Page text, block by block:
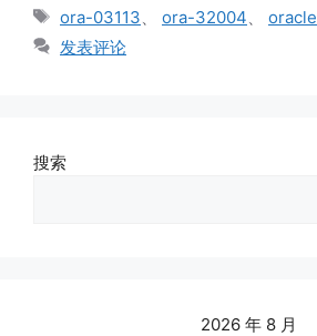
标
签
ora-03113 ora-32004
oracle
发表评论
搜索
2026 年 8 月